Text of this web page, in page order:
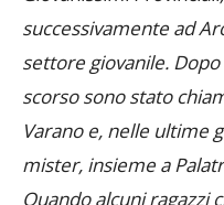
Giovanissimi
successivamente ad
settore giovanile.
Varano e, nelle ultime
mister, insieme a